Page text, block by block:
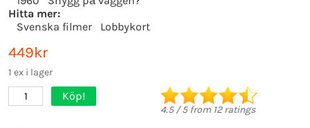
Hitta mer:
Svenska filmer
Lobbykort
449kr
1 ex i lager
1 Köp!
4.5/5from 12ratings